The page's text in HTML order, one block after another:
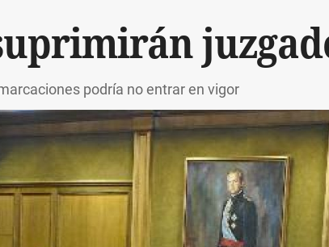
podría no entrar en vigor